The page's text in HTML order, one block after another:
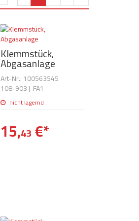
Klemmstück,
Abgasanlage
Art-Nr.: 100563545
108-903| FA1
nicht lagernd
15,43 €*